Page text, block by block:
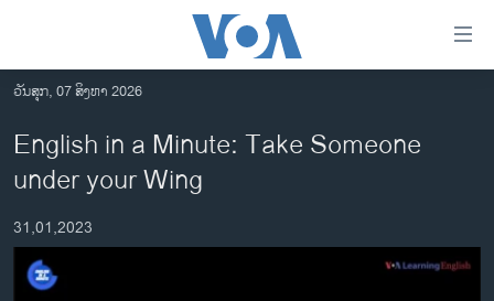
ເຂົ້າ
ຫາ
ຂ້າມ
ຂ້າມ
ໄປ
ຊອກ
ລາວ
ອາເມຣິກາ
ການເລືອກຕັ້ງ ປະທານາທີບໍດີ ສະຫະລັດ 2024
ຂ່າວ​ຈີນ
ວັນສຸກ, 07 ສິງຫາ 2026
English in a Minute: Take Someone
under your Wing
31,01,2023